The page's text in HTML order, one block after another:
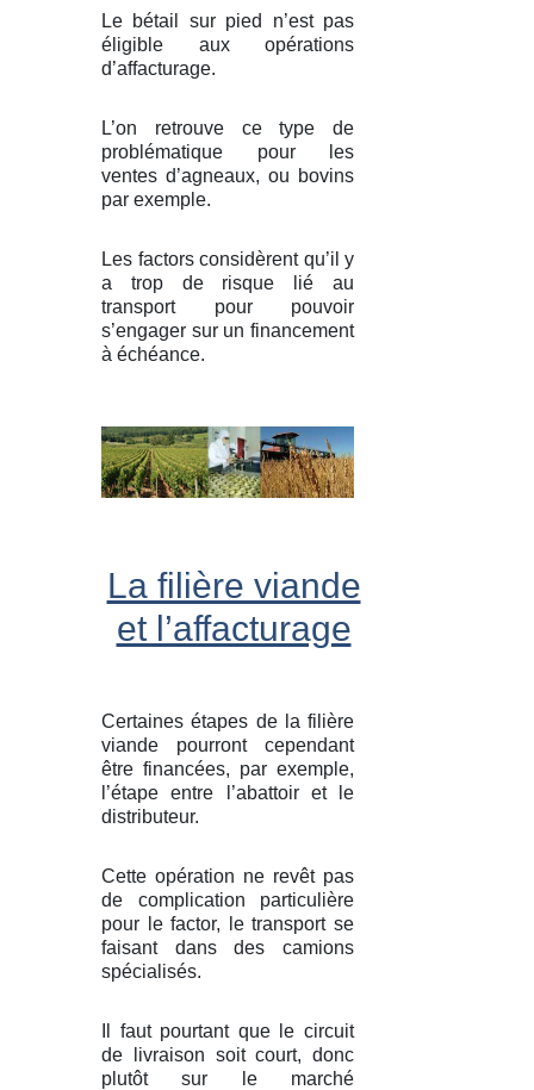
Le bétail sur pied n’est pas
éligible aux opérations
d’affacturage.
L’on retrouve ce type de
problématique pour les
ventes d’agneaux, ou bovins
par exemple.
Les factors considèrent qu’il y
a trop de risque lié au
transport pour pouvoir
s’engager sur un financement
à échéance.
La filière viande
et l’affacturage
Certaines étapes de la filière
viande pourront cependant
être financées, par exemple,
l’étape entre l’abattoir et le
distributeur.
Cette opération ne revêt pas
de complication particulière
pour le factor, le transport se
faisant dans des camions
spécialisés.
Il faut pourtant que le circuit
de livraison soit court, donc
plutôt sur le marché